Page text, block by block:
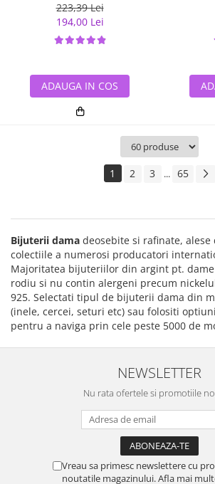
223,39 Lei
194,00 Lei
ADAUGA IN COS
1 2 3 ... 65
Bijuterii dama deosebite si rafinate, alese
colectiile a numerosi producatori
Majoritatea bijuteriilor din argint pt.
rodiu si nu contin alergeni precum
925. Selectati tipul de bijuterii dama din
(inele, cercei, seturi etc) sau folositi
pentru a naviga prin cele peste 5000 de
NEWSLETTER
Nu rata ofertele si promotiile
Vreau sa primesc newslettere cu
noutatile magazinului. Afla mai